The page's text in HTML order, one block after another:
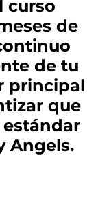
curso
de
de tu
principal
que
Angels.